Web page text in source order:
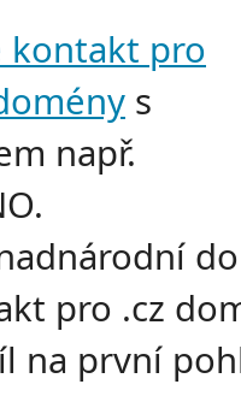
kontakt pro
s
např.
pro .cz
na první